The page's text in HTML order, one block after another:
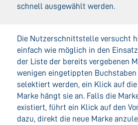
schnell ausgewählt werden.
Die Nutzerschnittstelle versucht
einfach wie möglich in den
der Liste der bereits vergebenen
wenigen eingetippten
selektiert werden, ein Klick auf
Marke hängt sie an. Falls die
existiert, führt ein Klick auf den
dazu, direkt die neue Marke